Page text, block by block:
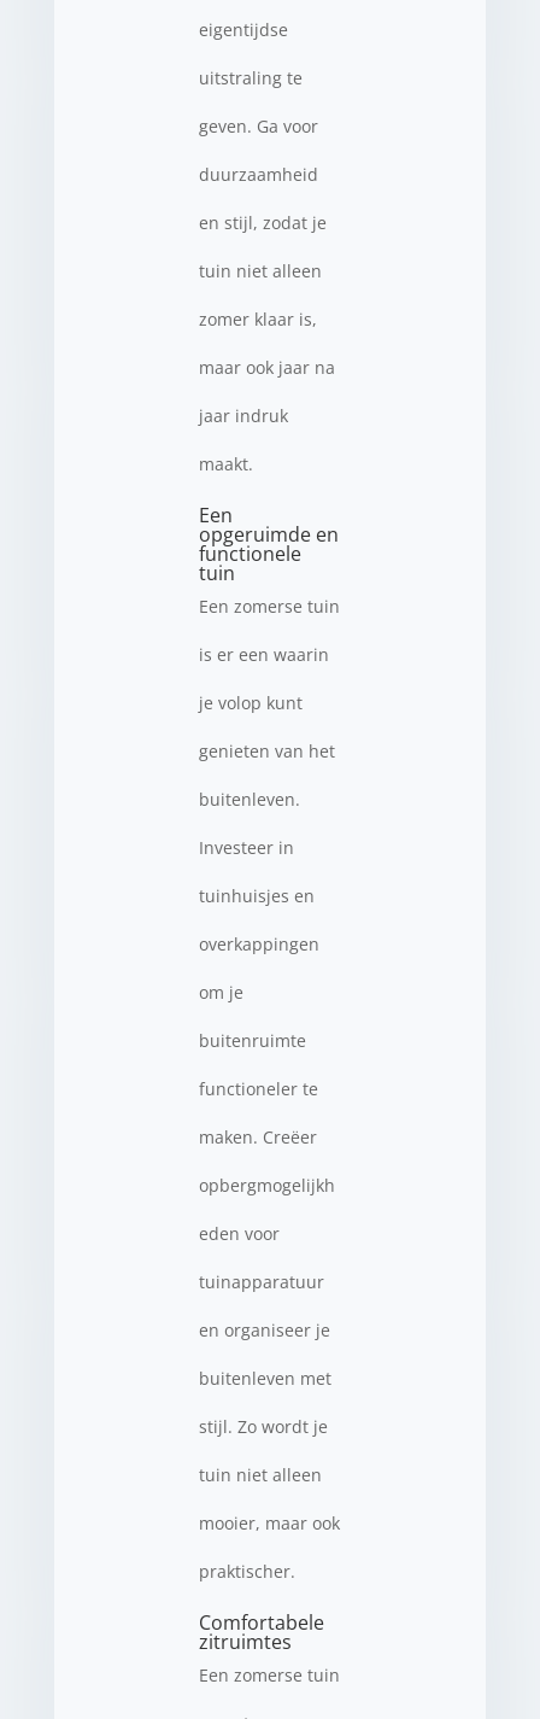
eigentijdse
uitstraling te
geven. Ga voor
duurzaamheid
en stijl, zodat je
tuin niet alleen
zomer klaar is,
maar ook jaar na
jaar indruk
maakt.
Een
opgeruimde en
functionele
tuin
Een zomerse tuin
is er een waarin
je volop kunt
genieten van het
buitenleven.
Investeer in
tuinhuisjes en
overkappingen
om je
buitenruimte
functioneler te
maken. Creëer
opbergmogelijkh
eden voor
tuinapparatuur
en organiseer je
buitenleven met
stijl. Zo wordt je
tuin niet alleen
mooier, maar ook
praktischer.
Comfortabele
zitruimtes
Een zomerse tuin